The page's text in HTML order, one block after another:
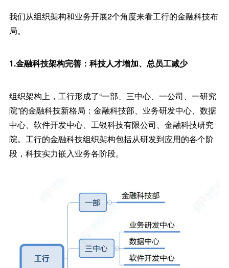
我们从组织架构和业务开展2个角度来看工行的金融科技布
局。
1.金融科技架构完善：科技人才增加、总员工减少
组织架构上，工行形成了“一部、三中心、一公司、一研究
院”的金融科技新格局：金融科技部、业务研发中心、数据
中心、软件开发中心、工银科技有限公司、金融科技研究
院。工行的金融科技组织架构包括从研发到应用的各个阶
段，科技实力嵌入业务各阶段。